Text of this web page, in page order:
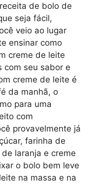
de bolo de
seja fácil,
veio ao lugar
ensinar como
creme de leite
com seu sabor e
creme de leite é
da manhã, o
para uma
com
provavelmente já
farinha de
laranja e creme
o bolo bem leve
na massa e na